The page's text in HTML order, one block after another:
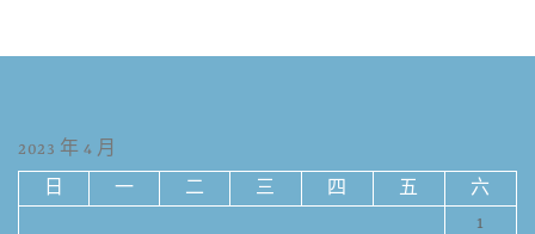
2023 年 4 月
日 一 二 三 四 五
六
1